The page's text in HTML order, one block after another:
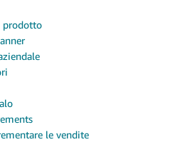
prodotto
le vendite